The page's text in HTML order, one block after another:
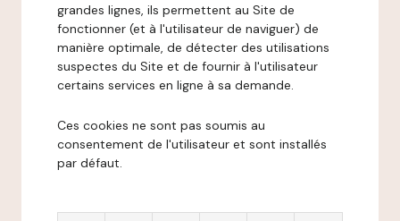
grandes lignes, ils permettent au Site de
fonctionner (et à l'utilisateur de naviguer) de
manière optimale, de détecter des utilisations
suspectes du Site et de fournir à l'utilisateur
certains services en ligne à sa demande.
Ces cookies ne sont pas soumis au
consentement de l'utilisateur et sont installés
par défaut.